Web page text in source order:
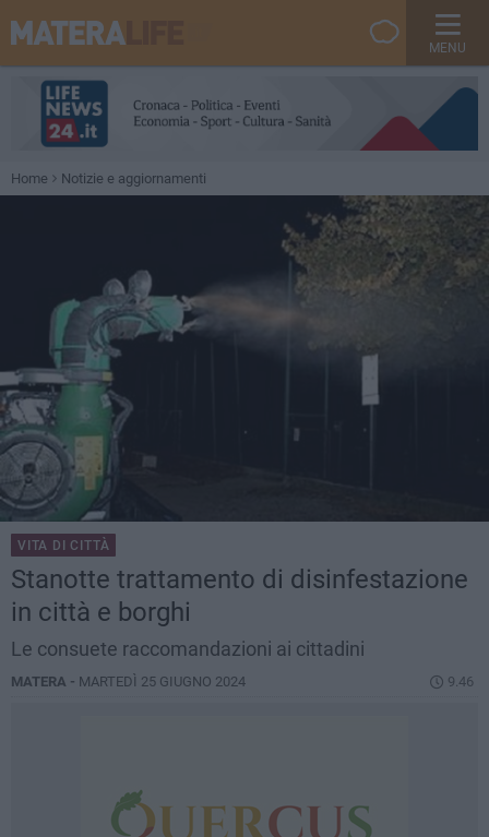
MENU
Home Notizie e aggiornamenti
VITA DI CITTÀ
Stanotte trattamento di disinfestazione
in città e borghi
Le consuete raccomandazioni ai cittadini
MATERA - MARTEDÌ 25 GIUGNO 2024 9.46